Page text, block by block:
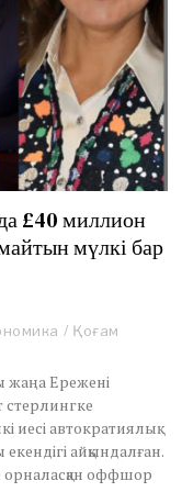
£40 миллион
мүлкі бар
/ Қоғам
жаңа Ережені
стерлингке
иесі автократиялық
айқындалған.
оффшор